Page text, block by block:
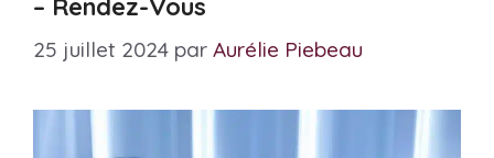
25 juillet 2024 par Aurélie Piebeau